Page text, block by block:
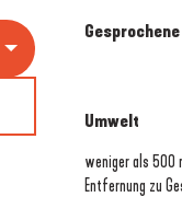
Umwelt
Umwelt
weniger als 500
Entfernung zu